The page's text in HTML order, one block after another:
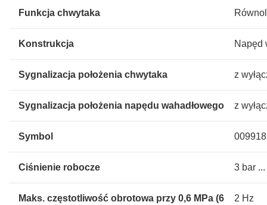
Funkcja chwytaka
Konstrukcja Napęd
Sygnalizacja położenia chwytaka z
Sygnalizacja położenia napędu wahadłowego z
Symbol
Ciśnienie robocze 3 bar
Maks. częstotliwość obrotowa przy 0,6 MPa (6
2 Hz